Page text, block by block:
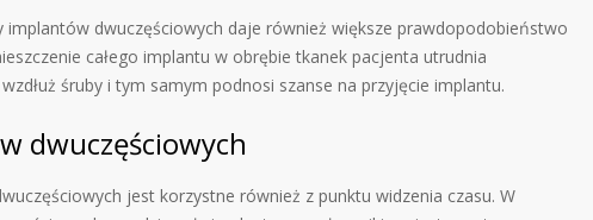
dwuczęściowych daje również większe prawdopodobieństwo
całego implantu w obrębie tkanek pacjenta utrudnia
śruby i tym samym podnosi szanse na przyjęcie implantu.
dwuczęściowych
jest korzystne również z punktu widzenia czasu. W